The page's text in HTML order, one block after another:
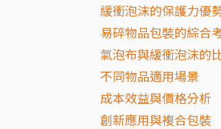
緩衝泡沫的保護力優
易碎物品包裝的綜合
氣泡布與緩衝泡沫的
不同物品適用場景
成本效益與價格分析
創新應用與複合包裝